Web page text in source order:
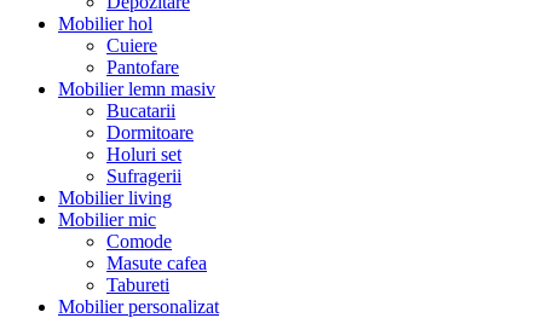
Mobilier hol
Cuiere
Pantofare
Mobilier lemn masiv
Bucatarii
Dormitoare
Holuri set
Sufragerii
Mobilier living
Mobilier mic
Comode
Masute cafea
Tabureti
Mobilier personalizat